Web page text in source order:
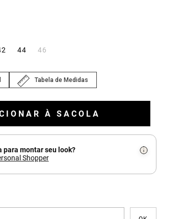
44 46
Tabela de Medidas
À SACOLA
para montar seu look?
Shopper